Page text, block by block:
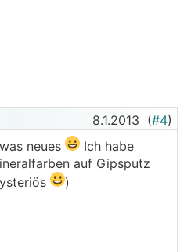
8.1.2013 (#4)
neues
Ich habe
auf Gipsputz
)